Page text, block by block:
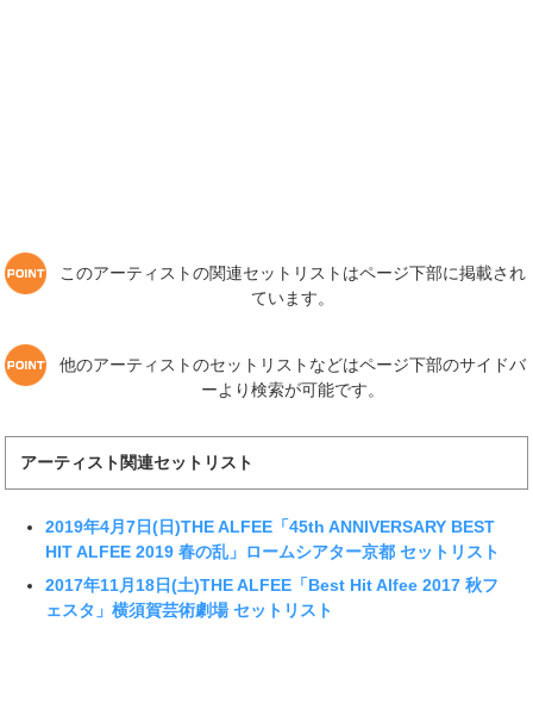
このアーティストの関連セットリストはページ下部に掲載され
ています。
他のアーティストのセットリストなどはページ下部のサイドバ
ーより検索が可能です。
アーティスト関連セットリスト
2019年4月7日(日)THE ALFEE「45th ANNIVERSARY BEST
HIT ALFEE 2019 春の乱」ロームシアター京都 セットリスト
2017年11月18日(土)THE ALFEE「Best Hit Alfee 2017 秋フ
ェスタ」横須賀芸術劇場 セットリスト